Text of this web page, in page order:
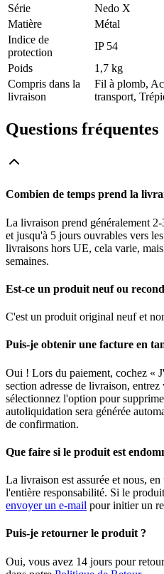
Série
Nedo X
Matière
Métal
Indice de
protection
IP 54
Poids
1,7 kg
Compris dans la
livraison
Fil à plomb,
transport,
Questions fréquentes
Combien de temps prend la
La livraison prend généralement
et jusqu'à 5 jours ouvrables vers
livraisons hors UE, cela varie,
semaines.
Est-ce un produit neuf ou
C'est un produit original neuf et
Puis-je obtenir une facture en
Oui ! Lors du paiement, cochez «
section adresse de livraison,
sélectionnez l'option pour
autoliquidation sera générée
de confirmation.
Que faire si le produit est
La livraison est assurée et nous,
l'entière responsabilité. Si le
envoyer un e-mail pour initier un
Puis-je retourner le produit ?
Oui, vous avez 14 jours pour